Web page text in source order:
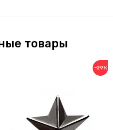
товары
−29%